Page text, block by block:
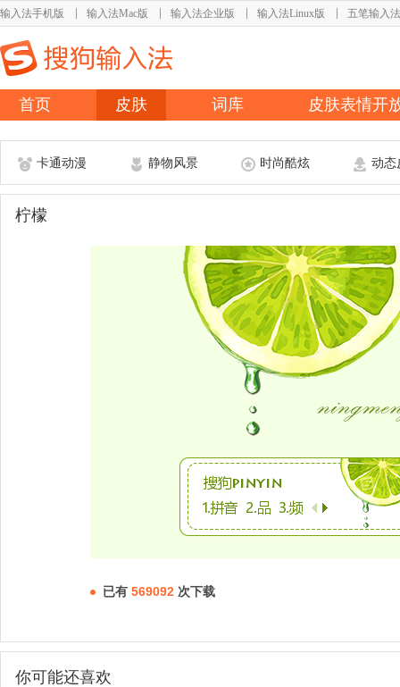
输入法手机版 输入法Mac版 输入法企业版 输入法Linux版 五笔输入法
首页 皮肤 词库 皮肤表情开
卡通动漫 静物风景 时尚酷炫 动态
柠檬
已有 569092 次下载
你可能还喜欢